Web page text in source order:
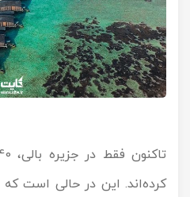
کرده‌اند. این در حالی است